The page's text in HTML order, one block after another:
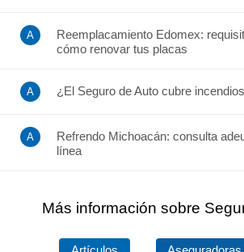
Reemplacamiento Edomex:
cómo renovar tus placas
¿El Seguro de Auto cubre
Refrendo Michoacán: consulta
línea
Más información sobre